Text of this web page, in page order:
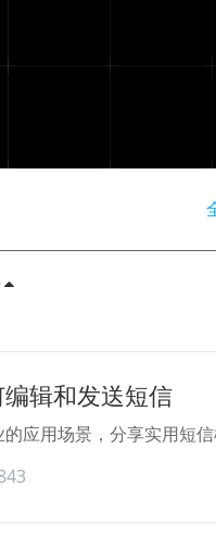
辑和发送短信
应用场景，分享实用短